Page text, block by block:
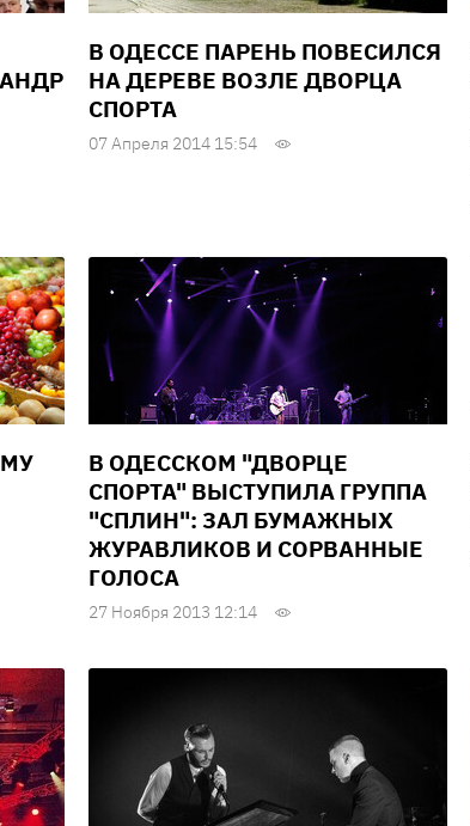
В ОДЕССЕ ПАРЕНЬ ПОВЕСИЛСЯ
НА ДЕРЕВЕ ВОЗЛЕ ДВОРЦА
СПОРТА
07 Апреля 2014 15:54
В ОДЕССКОМ "ДВОРЦЕ
СПОРТА" ВЫСТУПИЛА ГРУППА
"СПЛИН": ЗАЛ БУМАЖНЫХ
ЖУРАВЛИКОВ И СОРВАННЫЕ
ГОЛОСА
27 Ноября 2013 12:14